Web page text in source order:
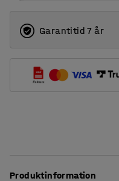
Garantitid 7 år
Produktinformation